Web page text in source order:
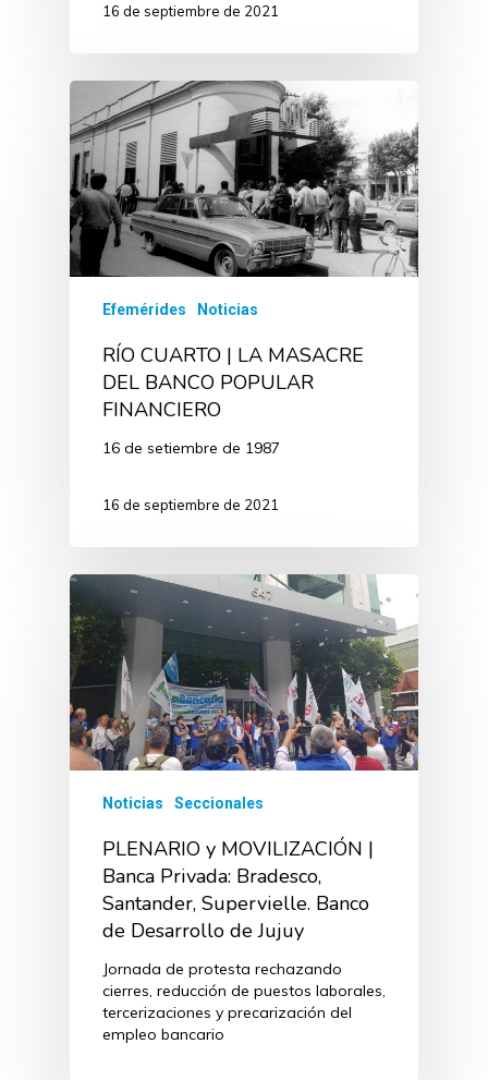
16 de septiembre de 2021
Efemérides Noticias
RÍO CUARTO | LA MASACRE
DEL BANCO POPULAR
FINANCIERO
16 de setiembre de 1987
16 de septiembre de 2021
Noticias Seccionales
PLENARIO y MOVILIZACIÓN |
Banca Privada: Bradesco,
Santander, Supervielle. Banco
de Desarrollo de Jujuy
Jornada de protesta rechazando
cierres, reducción de puestos laborales,
tercerizaciones y precarización del
empleo bancario